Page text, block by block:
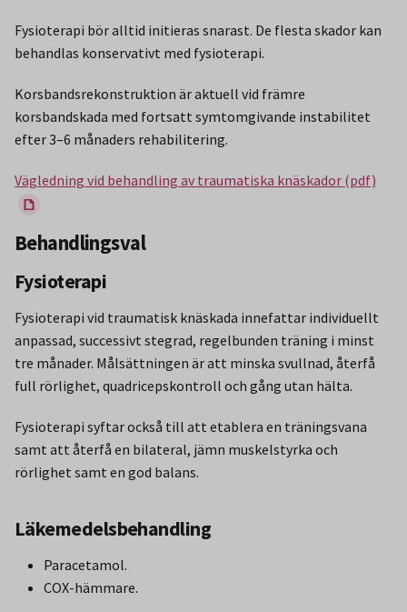
Fysioterapi bör alltid initieras snarast. De flesta skador kan
behandlas konservativt med fysioterapi.
Korsbandsrekonstruktion är aktuell vid främre
korsbandskada med fortsatt symtomgivande instabilitet
efter 3–6 månaders rehabilitering.
Vägledning vid behandling av traumatiska knäskador (pdf)
Behandlingsval
Fysioterapi
Fysioterapi vid traumatisk knäskada innefattar individuellt
anpassad, successivt stegrad, regelbunden träning i minst
tre månader. Målsättningen är att minska svullnad, återfå
full rörlighet, quadricepskontroll och gång utan hälta.
Fysioterapi syftar också till att etablera en träningsvana
samt att återfå en bilateral, jämn muskelstyrka och
rörlighet samt en god balans.
Läkemedelsbehandling
Paracetamol.
COX-hämmare.